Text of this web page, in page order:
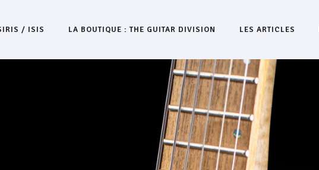
/ ISIS LA BOUTIQUE : THE GUITAR DIVISION LES ARTICLES